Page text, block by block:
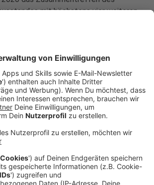
mit höchstens vier weiteren
dem engsten Familienkreis (hierzu
Lebenspartner und Partner
in gerader Linie, Geschwister,
und deren jeweilige
zulässig. Auch hier werden
einem Alter von einschließlich 14
Berechnung der Personenzahl nicht
und vergleichbaren Einrichtungen
Behindertenhilfe werden
Hygieneregeln nochmal verschärft.